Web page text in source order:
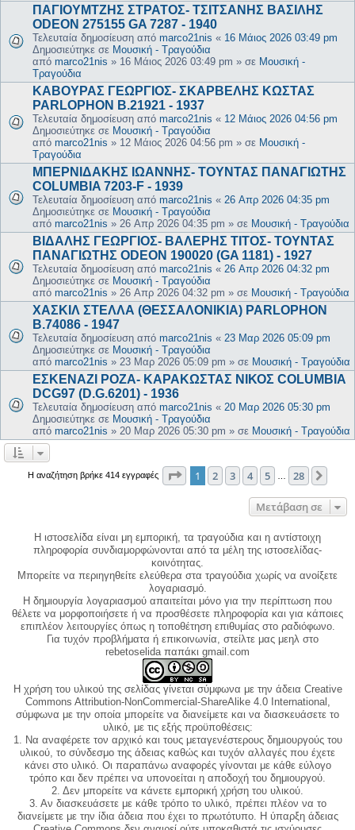
ΠΑΓΙΟΥΜΤΖΗΣ ΣΤΡΑΤΟΣ- ΤΣΙΤΣΑΝΗΣ ΒΑΣΙΛΗΣ
ODEON 275155 GA 7287 - 1940
Τελευταία δημοσίευση από marco21nis « 16 Μάιος 2026 03:49 pm
Δημοσιεύτηκε σε Μουσική - Τραγούδια
από marco21nis » 16 Μάιος 2026 03:49 pm » σε Μουσική -
Τραγούδια
ΚΑΒΟΥΡΑΣ ΓΕΩΡΓΙΟΣ- ΣΚΑΡΒΕΛΗΣ ΚΩΣΤΑΣ
PARLOPHON B.21921 - 1937
Τελευταία δημοσίευση από marco21nis « 12 Μάιος 2026 04:56 pm
Δημοσιεύτηκε σε Μουσική - Τραγούδια
από marco21nis » 12 Μάιος 2026 04:56 pm » σε Μουσική -
Τραγούδια
ΜΠΕΡΝΙΔΑΚΗΣ ΙΩΑΝΝΗΣ- ΤΟΥΝΤΑΣ ΠΑΝΑΓΙΩΤΗΣ
COLUMBIA 7203-F - 1939
Τελευταία δημοσίευση από marco21nis « 26 Απρ 2026 04:35 pm
Δημοσιεύτηκε σε Μουσική - Τραγούδια
από marco21nis » 26 Απρ 2026 04:35 pm » σε Μουσική - Τραγούδια
ΒΙΔΑΛΗΣ ΓΕΩΡΓΙΟΣ- ΒΑΛΕΡΗΣ ΤΙΤΟΣ- ΤΟΥΝΤΑΣ
ΠΑΝΑΓΙΩΤΗΣ ODEON 190020 (GA 1181) - 1927
Τελευταία δημοσίευση από marco21nis « 26 Απρ 2026 04:32 pm
Δημοσιεύτηκε σε Μουσική - Τραγούδια
από marco21nis » 26 Απρ 2026 04:32 pm » σε Μουσική - Τραγούδια
ΧΑΣΚΙΛ ΣΤΕΛΛΑ (ΘΕΣΣΑΛΟΝΙΚΙΑ) PARLOPHON
B.74086 - 1947
Τελευταία δημοσίευση από marco21nis « 23 Μαρ 2026 05:09 pm
Δημοσιεύτηκε σε Μουσική - Τραγούδια
από marco21nis » 23 Μαρ 2026 05:09 pm » σε Μουσική - Τραγούδια
ΕΣΚΕΝΑΖΙ ΡΟΖΑ- ΚΑΡΑΚΩΣΤΑΣ ΝΙΚΟΣ COLUMBIA
DCG97 (D.G.6201) - 1936
Τελευταία δημοσίευση από marco21nis « 20 Μαρ 2026 05:30 pm
Δημοσιεύτηκε σε Μουσική - Τραγούδια
από marco21nis » 20 Μαρ 2026 05:30 pm » σε Μουσική - Τραγούδια
Η αναζήτηση βρήκε 414 εγγραφές Σελίδα από28
1 2 3 4 5 28
Μετάβαση σε
Η ιστοσελίδα είναι μη εμπορική, τα τραγούδια και η αντίστοιχη
πληροφορία συνδιαμορφώνονται από τα μέλη της ιστοσελίδας-
κοινότητας.
Μπορείτε να περιηγηθείτε ελεύθερα στα τραγούδια χωρίς να ανοίξετε
λογαριασμό.
Η δημιουργία λογαριασμού απαιτείται μόνο για την περίπτωση που
θέλετε να μορφοποιήσετε ή να προσθέσετε πληροφορία και για κάποιες
επιπλέον λειτουργίες όπως η τοποθέτηση επιθυμίας στο ραδιόφωνο.
Για τυχόν προβλήματα ή επικοινωνία, στείλτε μας μεηλ στο
rebetoselida παπάκι gmail.com
Η χρήση του υλικού της σελίδας γίνεται σύμφωνα με την άδεια Creative
Commons Attribution-NonCommercial-ShareAlike 4.0 International,
σύμφωνα με την οποία μπορείτε να διανείμετε και να διασκευάσετε το
υλικό, με τις εξής προϋποθέσεις:
1. Να αναφέρετε τον αρχικό και τους μεταγενέστερους δημιουργούς του
υλικού, το σύνδεσμο της άδειας καθώς και τυχόν αλλαγές που έχετε
κάνει στο υλικό. Οι παραπάνω αναφορές γίνονται με κάθε εύλογο
τρόπο και δεν πρέπει να υπονοείται η αποδοχή του δημιουργού.
2. Δεν μπορείτε να κάνετε εμπορική χρήση του υλικού.
3. Αν διασκευάσετε με κάθε τρόπο το υλικό, πρέπει πλέον να το
διανείμετε με την ίδια άδεια που έχει το πρωτότυπο. Η ύπαρξη άδειας